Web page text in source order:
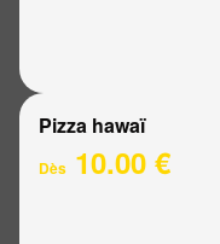
Pizza hawaï
Dès 10.00 €